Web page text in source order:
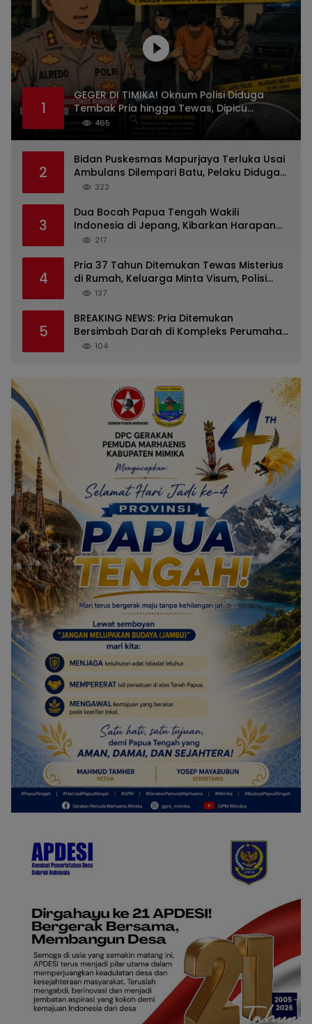
1
GEGER DI TIMIKA! Oknum Polisi Diduga
Tembak Pria hingga Tewas, Dipicu
Dugaan Persoalan Rumah Tangga
465
2
Bidan Puskesmas Mapurjaya Terluka Usai
Ambulans Dilempari Batu, Pelaku Diduga
Kelompok Mabuk di Jalan Poros Timika
322
3
Dua Bocah Papua Tengah Wakili
Indonesia di Jepang, Kibarkan Harapan
dari Mimika ke Panggung Dunia
217
4
Pria 37 Tahun Ditemukan Tewas Misterius
di Rumah, Keluarga Minta Visum, Polisi
Diminta Ungkap Penyebab Kematian
137
5
BREAKING NEWS: Pria Ditemukan
Bersimbah Darah di Kompleks Perumahan
RR Timika, Video Viral Gegerkan Warga
104